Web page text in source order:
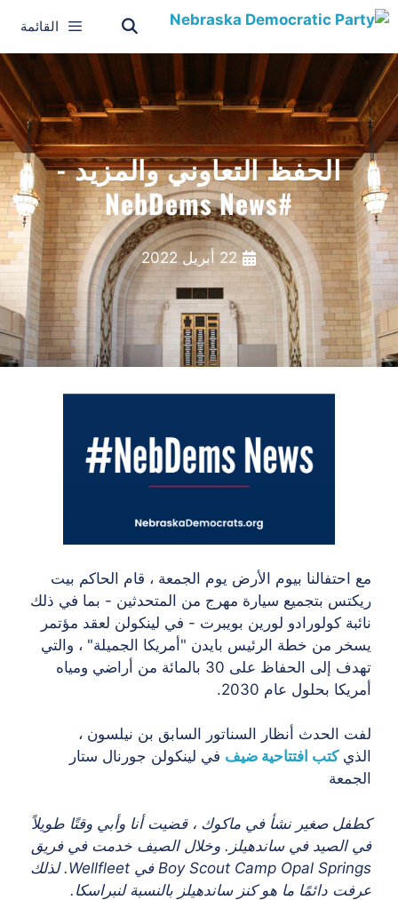
القائمة
الحفظ التعاوني والمزيد -
#NebDems News
22 أبريل 2022
مع احتفالنا بيوم الأرض يوم الجمعة ، قام الحاكم بيت
ريكتس بتجميع سيارة مهرج من المتحدثين - بما في ذلك
نائبة كولورادو لورين بويبرت - في لينكولن لعقد مؤتمر
يسخر من خطة الرئيس بايدن "أمريكا الجميلة" ، والتي
تهدف إلى الحفاظ على 30 بالمائة من أراضي ومياه
أمريكا بحلول عام 2030.
لفت الحدث أنظار السناتور السابق بن نيلسون ،
الذيكتب افتتاحية ضيف في لينكولن جورنال ستار
الجمعة
كطفل صغير نشأ في ماكوك ، قضيت أنا وأبي وقتًا طويلاً
في الصيد في ساندهيلز. وخلال الصيف خدمت في فريق
Boy Scout Camp Opal Springs في Wellfleet. لذلك
عرفت دائمًا ما هو كنز ساندهيلز بالنسبة لنبراسكا.